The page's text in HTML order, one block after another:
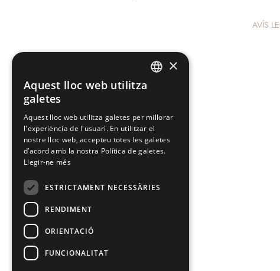
AVÍS
×
Aquest lloc web utilitza
galetes
Aquest lloc web utilitza galetes per millorar
l'experiència de l'usuari. En utilitzar el
nostre lloc web, accepteu totes les galetes
d’acord amb la nostra Política de galetes.
Llegir-ne més
ESTRICTAMENT NECESSÀRIES
RENDIMENT
ORIENTACIÓ
FUNCIONALITAT